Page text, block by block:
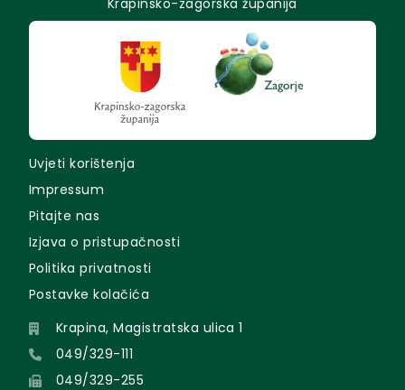
Krapinsko-zagorska županija
Uvjeti korištenja
Impressum
Pitajte nas
Izjava o pristupačnosti
Politika privatnosti
Postavke kolačića
Krapina, Magistratska ulica 1
049/329-111
049/329-255